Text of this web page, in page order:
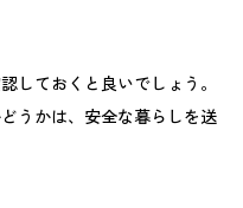
しておくと良いでしょう。
うかは、安全な暮らしを送